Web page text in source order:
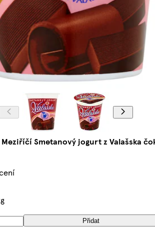
Meziříčí Smetanový jogurt z Valašska
Přidat